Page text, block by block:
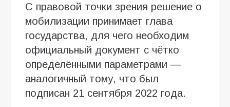
С правовой точки зрения решение о
мобилизации принимает глава
государства, для чего необходим
официальный документ с чётко
определёнными параметрами —
аналогичный тому, что был
подписан 21 сентября 2022 года.